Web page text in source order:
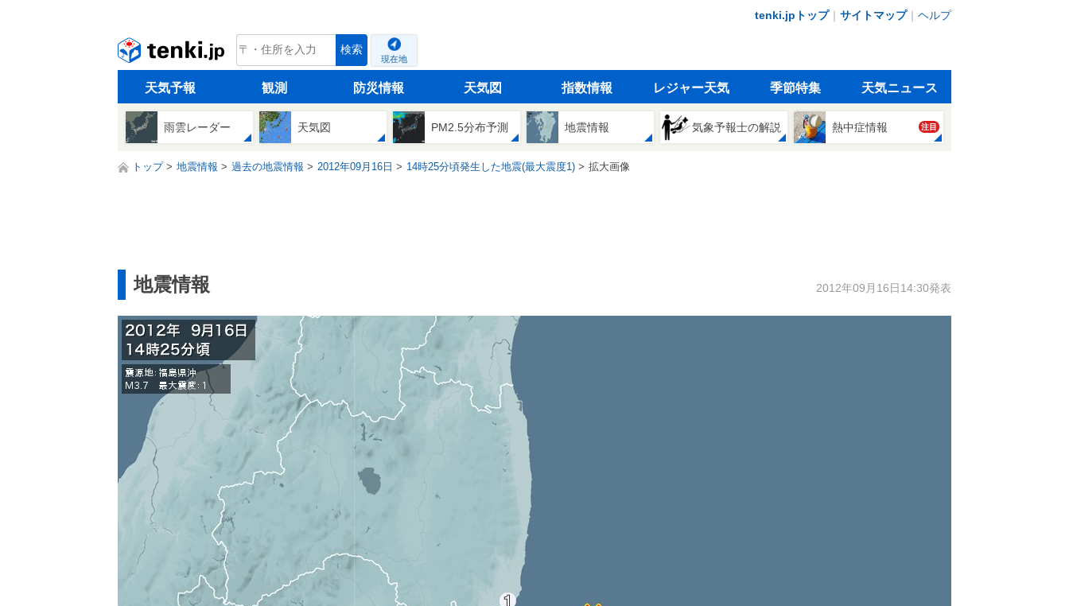
tenki.jpトップ｜ サイトマップ｜ ヘルプ
tenki.jp 検索
現在地
天気予報 観測 防災情報 天気図 指数情報 レジャー天気 季節特集 天気ニュース
雨雲レーダー 天気図 PM2.5分布予測 地震情報 気象予報士の解説 熱中症情報 注目
トップ 地震情報 過去の地震情報 2012年09月16日 14時25分頃発生した地震(最大震度1) 拡大画像
地震情報 2012年09月16日14:30発表